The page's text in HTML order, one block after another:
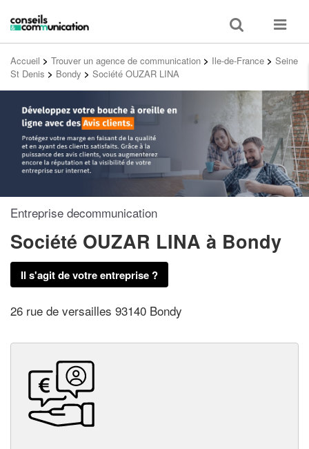
Toggle
search
Toggle
Accueil > Trouver un agence de communication > Ile-de-France > Seine
St Denis > Bondy > Société OUZAR LINA
Entreprise decommunication
Société OUZAR LINA à Bondy
Il s'agit de votre entreprise ?
26 rue de versailles 93140 Bondy